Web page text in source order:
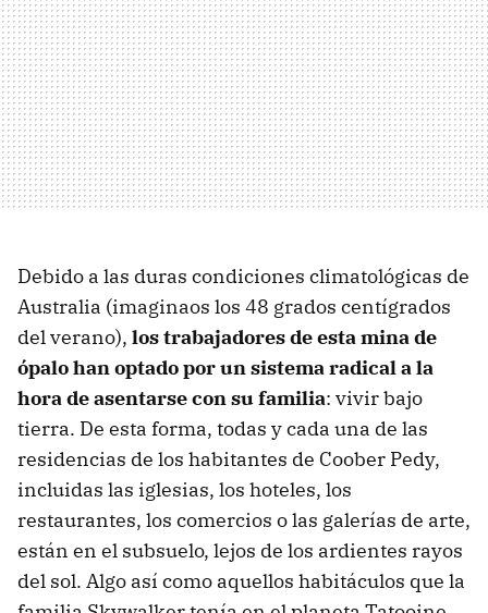
Debido a las duras condiciones climatológicas de
Australia (imaginaos los 48 grados centígrados
del verano), los trabajadores de esta mina de
ópalo han optado por un sistema radical a la
hora de asentarse con su familia: vivir bajo
tierra. De esta forma, todas y cada una de las
residencias de los habitantes de Coober Pedy,
incluidas las iglesias, los hoteles, los
restaurantes, los comercios o las galerías de arte,
están en el subsuelo, lejos de los ardientes rayos
del sol. Algo así como aquellos habitáculos que la